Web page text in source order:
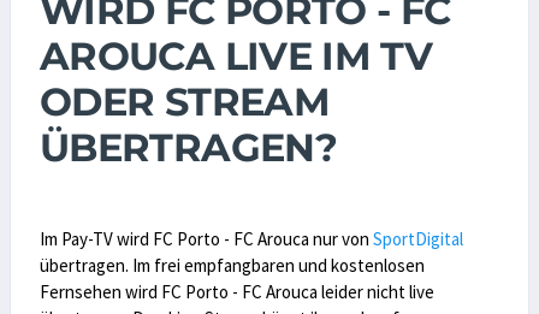
WIRD FC PORTO - FC
AROUCA LIVE IM TV
ODER STREAM
ÜBERTRAGEN?
Im Pay-TV wird FC Porto - FC Arouca nur von SportDigital
übertragen. Im frei empfangbaren und kostenlosen
Fernsehen wird FC Porto - FC Arouca leider nicht live